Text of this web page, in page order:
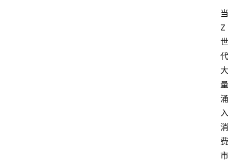
当
Z
世
代
大
量
涌
入
消
费
市